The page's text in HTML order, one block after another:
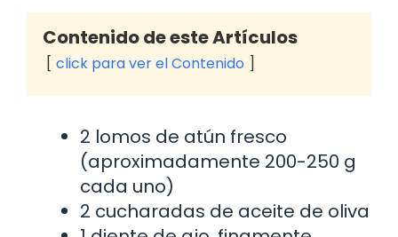
Contenido de este Artículos
click para ver el Contenido
2 lomos de atún fresco
(aproximadamente 200-250 g
cada uno)
2 cucharadas de aceite de oliva